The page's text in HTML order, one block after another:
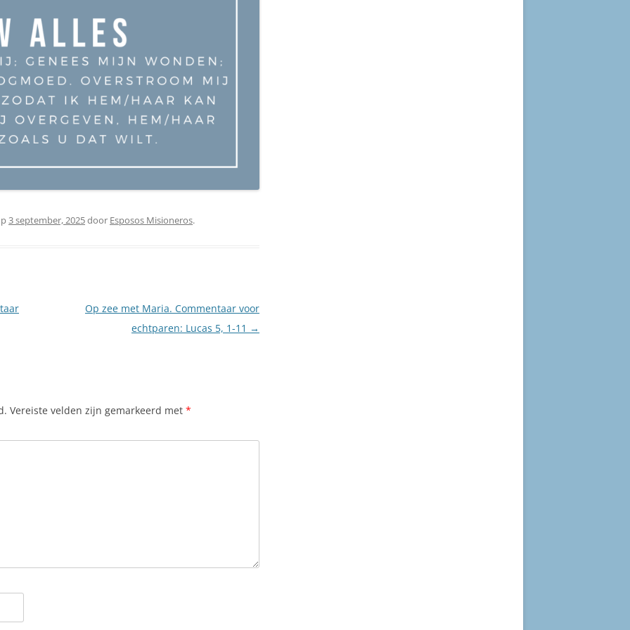
3 september, 2025door Esposos Misioneros.
Op zee met Maria. Commentaar voor
echtparen: Lucas 5, 1-11 →
Vereiste velden zijn gemarkeerd met *